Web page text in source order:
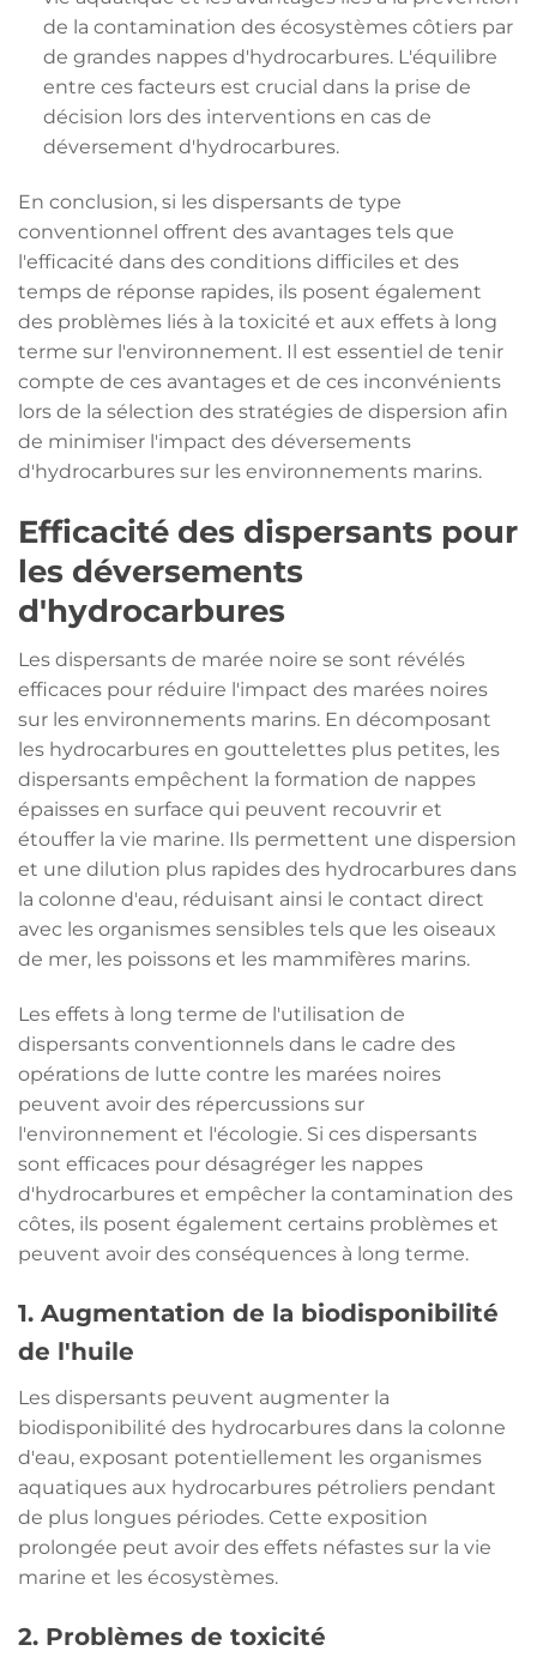
de la contamination des écosystèmes côtiers par
de grandes nappes d'hydrocarbures. L'équilibre
entre ces facteurs est crucial dans la prise de
décision lors des interventions en cas de
déversement d'hydrocarbures.
En conclusion, si les dispersants de type
conventionnel offrent des avantages tels que
l'efficacité dans des conditions difficiles et des
temps de réponse rapides, ils posent également
des problèmes liés à la toxicité et aux effets à long
terme sur l'environnement. Il est essentiel de tenir
compte de ces avantages et de ces inconvénients
lors de la sélection des stratégies de dispersion afin
de minimiser l'impact des déversements
d'hydrocarbures sur les environnements marins.
Efficacité des dispersants pour
les déversements
d'hydrocarbures
Les dispersants de marée noire se sont révélés
efficaces pour réduire l'impact des marées noires
sur les environnements marins. En décomposant
les hydrocarbures en gouttelettes plus petites, les
dispersants empêchent la formation de nappes
épaisses en surface qui peuvent recouvrir et
étouffer la vie marine. Ils permettent une dispersion
et une dilution plus rapides des hydrocarbures dans
la colonne d'eau, réduisant ainsi le contact direct
avec les organismes sensibles tels que les oiseaux
de mer, les poissons et les mammifères marins.
Les effets à long terme de l'utilisation de
dispersants conventionnels dans le cadre des
opérations de lutte contre les marées noires
peuvent avoir des répercussions sur
l'environnement et l'écologie. Si ces dispersants
sont efficaces pour désagréger les nappes
d'hydrocarbures et empêcher la contamination des
côtes, ils posent également certains problèmes et
peuvent avoir des conséquences à long terme.
1. Augmentation de la biodisponibilité
de l'huile
Les dispersants peuvent augmenter la
biodisponibilité des hydrocarbures dans la colonne
d'eau, exposant potentiellement les organismes
aquatiques aux hydrocarbures pétroliers pendant
de plus longues périodes. Cette exposition
prolongée peut avoir des effets néfastes sur la vie
marine et les écosystèmes.
2. Problèmes de toxicité